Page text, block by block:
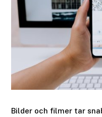
Bilder och filmer tar